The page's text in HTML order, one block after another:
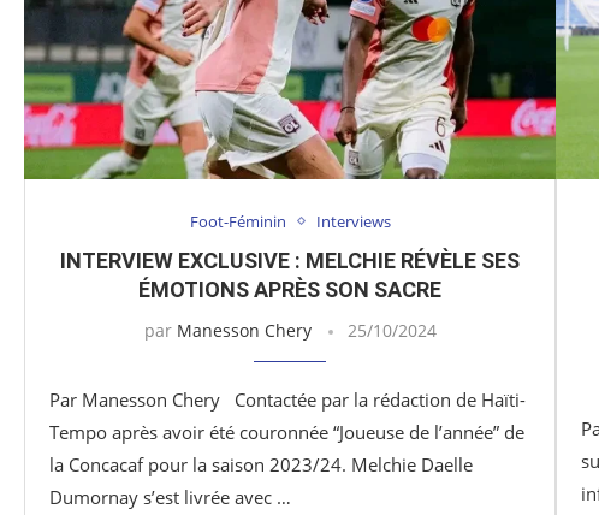
Foot-Féminin Interviews
INTERVIEW EXCLUSIVE : MELCHIE RÉVÈLE SES
ÉMOTIONS APRÈS SON SACRE
par Manesson Chery 25/10/2024
Par Manesson Chery Contactée par la rédaction de Haïti-
Tempo après avoir été couronnée “Joueuse de l’année” de
la Concacaf pour la saison 2023/24. Melchie Daelle
Dumornay s’est livrée avec …